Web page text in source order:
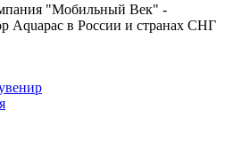
"Мобильный Век" -
Aquapac в России и странах СНГ